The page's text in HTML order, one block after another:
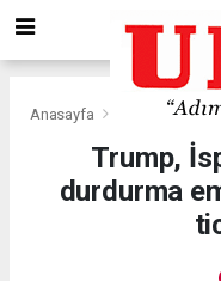
Anasayfa Gündem
Trump,
durdurma